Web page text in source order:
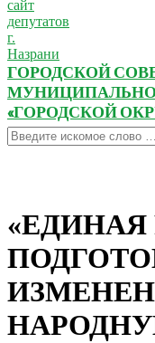
ГОРОДСКОЙ
«ГОРОДСКОЙ
Search
«ЕДИНАЯ